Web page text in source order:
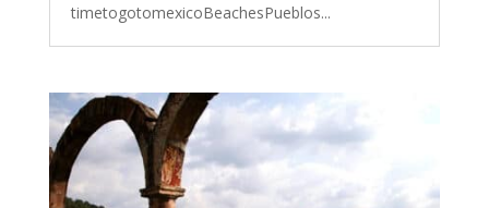
timetogotomexicoBeachesPueblos...